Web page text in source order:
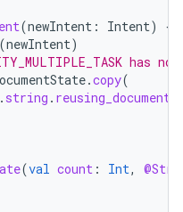
(newIntent : Intent)
{
(newIntent)
.copy(
. string .
(val count : Int,